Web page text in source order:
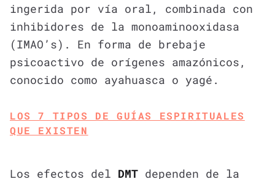
ingerida por vía oral, combinada con
inhibidores de la monoaminooxidasa
(IMAO’s). En forma de brebaje
psicoactivo de orígenes amazónicos,
conocido como ayahuasca o yagé.
LOS 7 TIPOS DE GUÍAS ESPIRITUALES
QUE EXISTEN
Los efectos del DMT dependen de la